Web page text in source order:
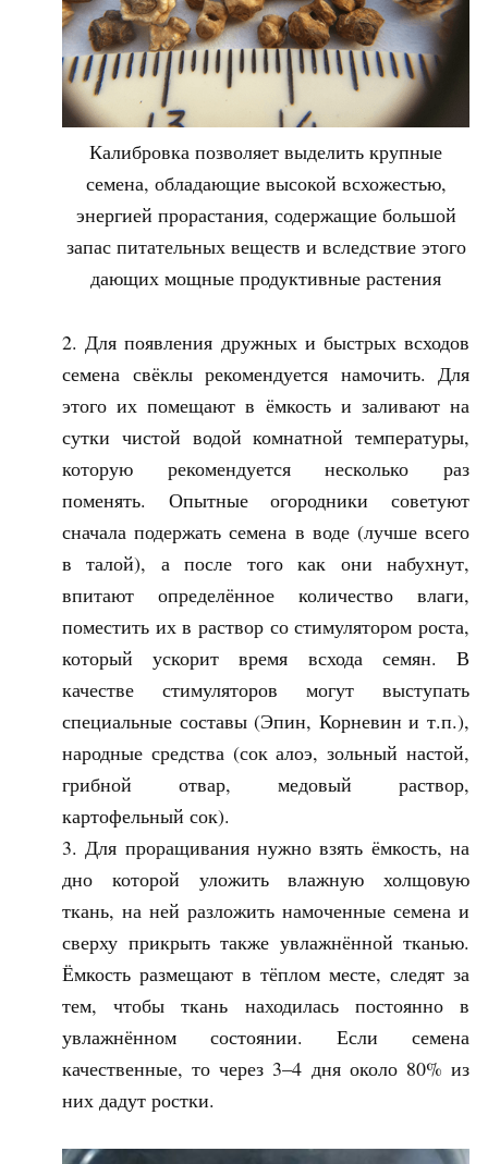
Калибровка позволяет выделить крупные
семена, обладающие высокой всхожестью,
энергией прорастания, содержащие большой
запас питательных веществ и вследствие этого
дающих мощные продуктивные растения
Для появления дружных и быстрых всходов
семена свёклы рекомендуется намочить. Для
этого их помещают в ёмкость и заливают на
сутки чистой водой комнатной температуры,
которую рекомендуется несколько раз
поменять. Опытные огородники советуют
сначала подержать семена в воде (лучше всего
в талой), а после того как они набухнут,
впитают определённое количество влаги,
поместить их в раствор со стимулятором роста,
который ускорит время всхода семян. В
качестве стимуляторов могут выступать
специальные составы (Эпин, Корневин и т.п.),
народные средства (сок алоэ, зольный настой,
грибной отвар, медовый раствор,
картофельный сок).
Для проращивания нужно взять ёмкость, на
дно которой уложить влажную холщовую
ткань, на ней разложить намоченные семена и
сверху прикрыть также увлажнённой тканью.
Ёмкость размещают в тёплом месте, следят за
тем, чтобы ткань находилась постоянно в
увлажнённом состоянии. Если семена
качественные, то через 3–4 дня около 80% из
них дадут ростки.